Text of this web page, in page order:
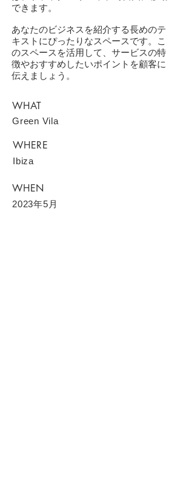
できます。
あなたのビジネスを紹介する長めのテ
キストにぴったりなスペースです。こ
のスペースを活用して、サービスの特
徴やおすすめしたいポイントを顧客に
伝えましょう。
WHAT
Green Vila
WHERE
Ibiza
WHEN
2023年5月